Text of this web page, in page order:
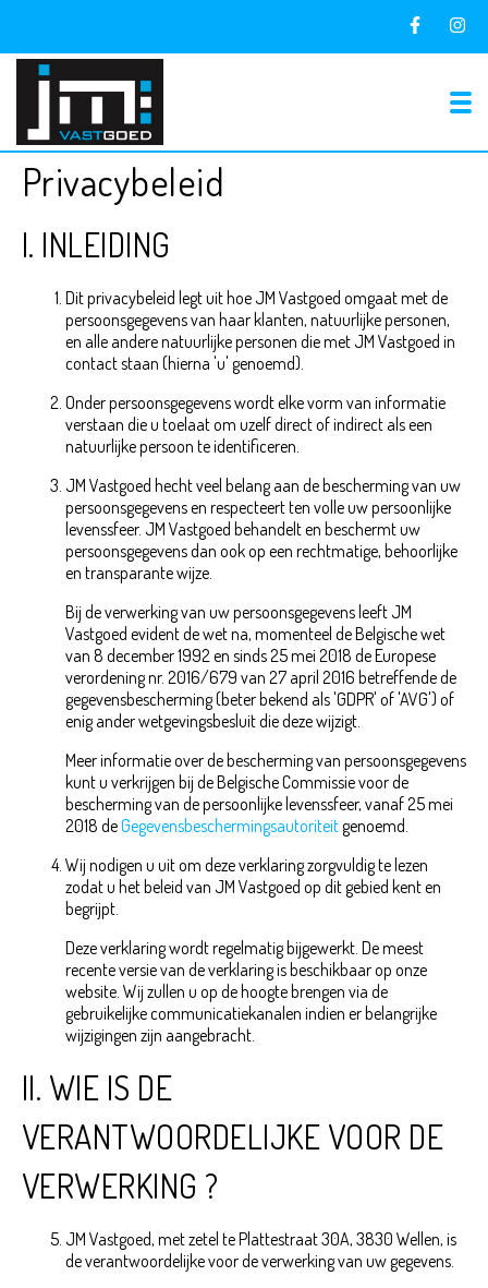
Privacybeleid
I. INLEIDING
Dit privacybeleid legt uit hoe JM Vastgoed omgaat met de
persoonsgegevens van haar klanten, natuurlijke personen,
en alle andere natuurlijke personen die met JM Vastgoed in
contact staan (hierna 'u' genoemd).
Onder persoonsgegevens wordt elke vorm van informatie
verstaan die u toelaat om uzelf direct of indirect als een
natuurlijke persoon te identificeren.
JM Vastgoed hecht veel belang aan de bescherming van uw
persoonsgegevens en respecteert ten volle uw persoonlijke
levenssfeer. JM Vastgoed behandelt en beschermt uw
persoonsgegevens dan ook op een rechtmatige, behoorlijke
en transparante wijze.
Bij de verwerking van uw persoonsgegevens leeft JM
Vastgoed evident de wet na, momenteel de Belgische wet
van 8 december 1992 en sinds 25 mei 2018 de Europese
verordening nr. 2016/679 van 27 april 2016 betreffende de
gegevensbescherming (beter bekend als 'GDPR' of 'AVG') of
enig ander wetgevingsbesluit die deze wijzigt.
Meer informatie over de bescherming van persoonsgegevens
kunt u verkrijgen bij de Belgische Commissie voor de
bescherming van de persoonlijke levenssfeer, vanaf 25 mei
2018 deGegevensbeschermingsautoriteit genoemd.
Wij nodigen u uit om deze verklaring zorgvuldig te lezen
zodat u het beleid van JM Vastgoed op dit gebied kent en
begrijpt.
Deze verklaring wordt regelmatig bijgewerkt. De meest
recente versie van de verklaring is beschikbaar op onze
website. Wij zullen u op de hoogte brengen via de
gebruikelijke communicatiekanalen indien er belangrijke
wijzigingen zijn aangebracht.
II. WIE IS DE
VERANTWOORDELIJKE VOOR DE
VERWERKING ?
JM Vastgoed, met zetel te Plattestraat 30A, 3830 Wellen, is
de verantwoordelijke voor de verwerking van uw gegevens.